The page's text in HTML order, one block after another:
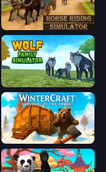
Horse Riding Simulator
Wolf Family Simulator
WinterCraft: Survival in the Forest